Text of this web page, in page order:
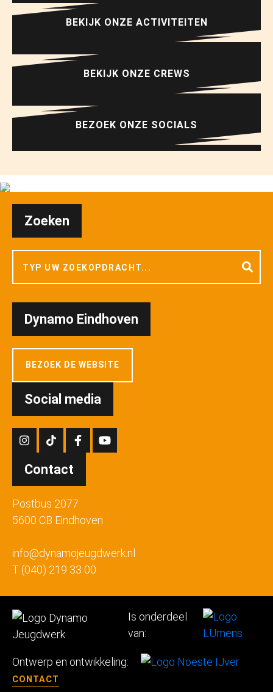
BEKIJK ONZE ACTIVITEITEN
BEKIJK ONZE CREWS
BEZOEK ONZE SOCIALS
Zoeken
Dynamo Eindhoven
BEZOEK DE WEBSITE
Social media
Contact
Postbus 2077
5600 CB Eindhoven
info@dynamojeugdwerk.nl
T (040) 219 33 00
Is onderdeel
van:
CONTACT
Ontwerp en ontwikkeling: